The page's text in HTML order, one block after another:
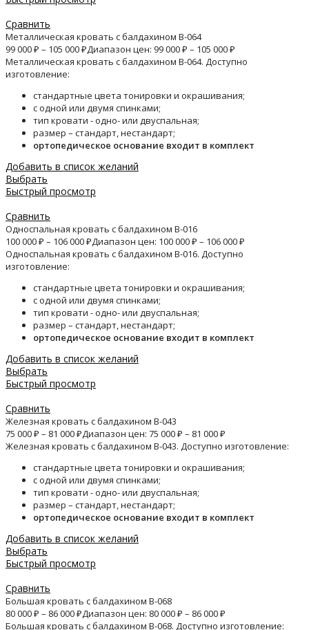
Сравнить
Металлическая кровать с балдахином B-064
99 000₽ – 105 000₽Диапазон цен: 99 000 ₽ – 105 000 ₽
Металлическая кровать с балдахином B-064. Доступно
изготовление:
стандартные цвета тонировки и окрашивания;
с одной или двумя спинками;
тип кровати - одно- или двуспальная;
размер – стандарт, нестандарт;
ортопедическое основание входит в комплект
Добавить в список желаний
Выбрать
Быстрый просмотр
Сравнить
Односпальная кровать с балдахином B-016
100 000₽ – 106 000₽Диапазон цен: 100 000 ₽ – 106 000 ₽
Односпальная кровать с балдахином B-016. Доступно
изготовление:
стандартные цвета тонировки и окрашивания;
с одной или двумя спинками;
тип кровати - одно- или двуспальная;
размер – стандарт, нестандарт;
ортопедическое основание входит в комплект
Добавить в список желаний
Выбрать
Быстрый просмотр
Сравнить
Железная кровать с балдахином B-043
75 000₽ – 81 000₽Диапазон цен: 75 000 ₽ – 81 000 ₽
Железная кровать с балдахином B-043. Доступно изготовление:
стандартные цвета тонировки и окрашивания;
с одной или двумя спинками;
тип кровати - одно- или двуспальная;
размер – стандарт, нестандарт;
ортопедическое основание входит в комплект
Добавить в список желаний
Выбрать
Быстрый просмотр
Сравнить
Большая кровать с балдахином B-068
80 000₽ – 86 000₽Диапазон цен: 80 000 ₽ – 86 000 ₽
Большая кровать с балдахином B-068. Доступно изготовление: